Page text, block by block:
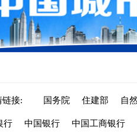
链接: 国务院 住建部 自
行 中国银行 中国工商银行